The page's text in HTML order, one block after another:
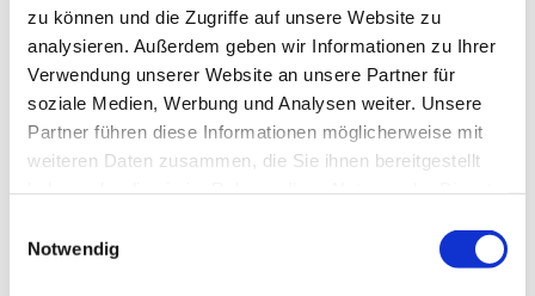
zu können und die Zugriffe auf unsere Website zu
analysieren. Außerdem geben wir Informationen zu Ihrer
Verwendung unserer Website an unsere Partner für
soziale Medien, Werbung und Analysen weiter. Unsere
Partner führen diese Informationen möglicherweise mit
weiteren Daten zusammen, die Sie ihnen bereitgestellt
Notwendig